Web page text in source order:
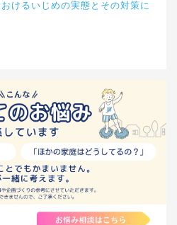
けるいじめの実態とその対策に